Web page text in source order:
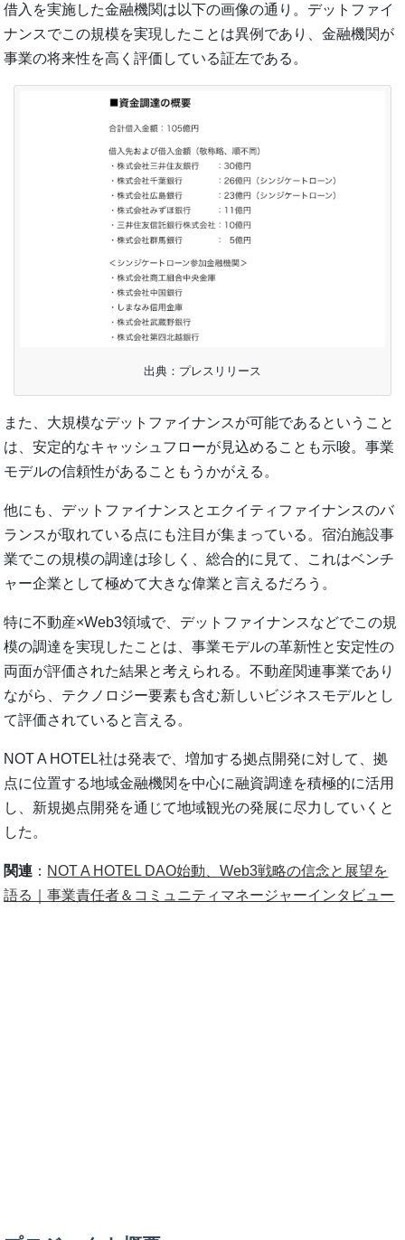
借入を実施した金融機関は以下の画像の通り。デットファイ
ナンスでこの規模を実現したことは異例であり、金融機関が
事業の将来性を高く評価している証左である。
出典：プレスリリース
また、大規模なデットファイナンスが可能であるということ
は、安定的なキャッシュフローが見込めることも示唆。事業
モデルの信頼性があることもうかがえる。
他にも、デットファイナンスとエクイティファイナンスのバ
ランスが取れている点にも注目が集まっている。宿泊施設事
業でこの規模の調達は珍しく、総合的に見て、これはベンチ
ャー企業として極めて大きな偉業と言えるだろう。
特に不動産×Web3領域で、デットファイナンスなどでこの規
模の調達を実現したことは、事業モデルの革新性と安定性の
両面が評価された結果と考えられる。不動産関連事業であり
ながら、テクノロジー要素も含む新しいビジネスモデルとし
て評価されていると言える。
NOT A HOTEL社は発表で、増加する拠点開発に対して、拠
点に位置する地域金融機関を中心に融資調達を積極的に活用
し、新規拠点開発を通じて地域観光の発展に尽力していくと
した。
関連 ： NOT A HOTEL DAO始動、Web3戦略の信念と展望を
語る｜事業責任者＆コミュニティマネージャーインタビュー